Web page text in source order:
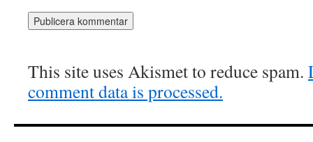
This site uses Akismet to reduce spam.
comment data is processed.